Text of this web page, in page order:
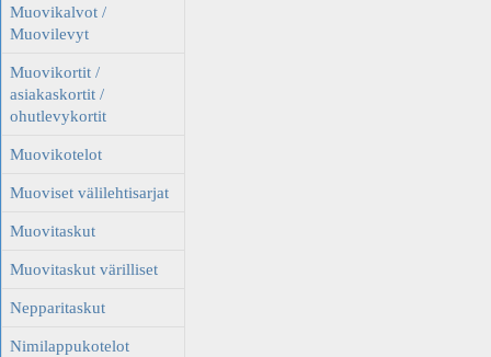
Muovikalvot /
Muovilevyt
Muovikortit /
asiakaskortit /
ohutlevykortit
Muovikotelot
Muoviset välilehtisarjat
Muovitaskut
Muovitaskut värilliset
Nepparitaskut
Nimilappukotelot